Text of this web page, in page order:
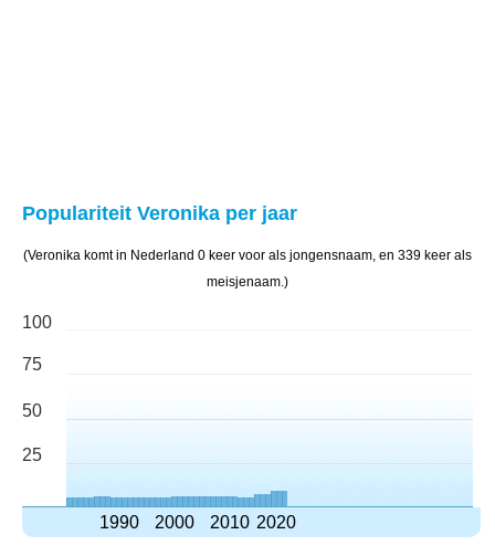
Populariteit Veronika per jaar
(Veronika komt in Nederland 0 keer voor als jongensnaam, en 339 keer als
meisjenaam.)
100
75
50
25
1990 2000 2010 2020